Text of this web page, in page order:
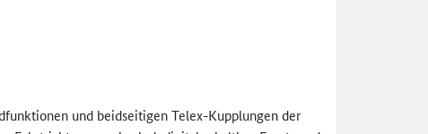
und beidseitigen Telex-Kupplungen der